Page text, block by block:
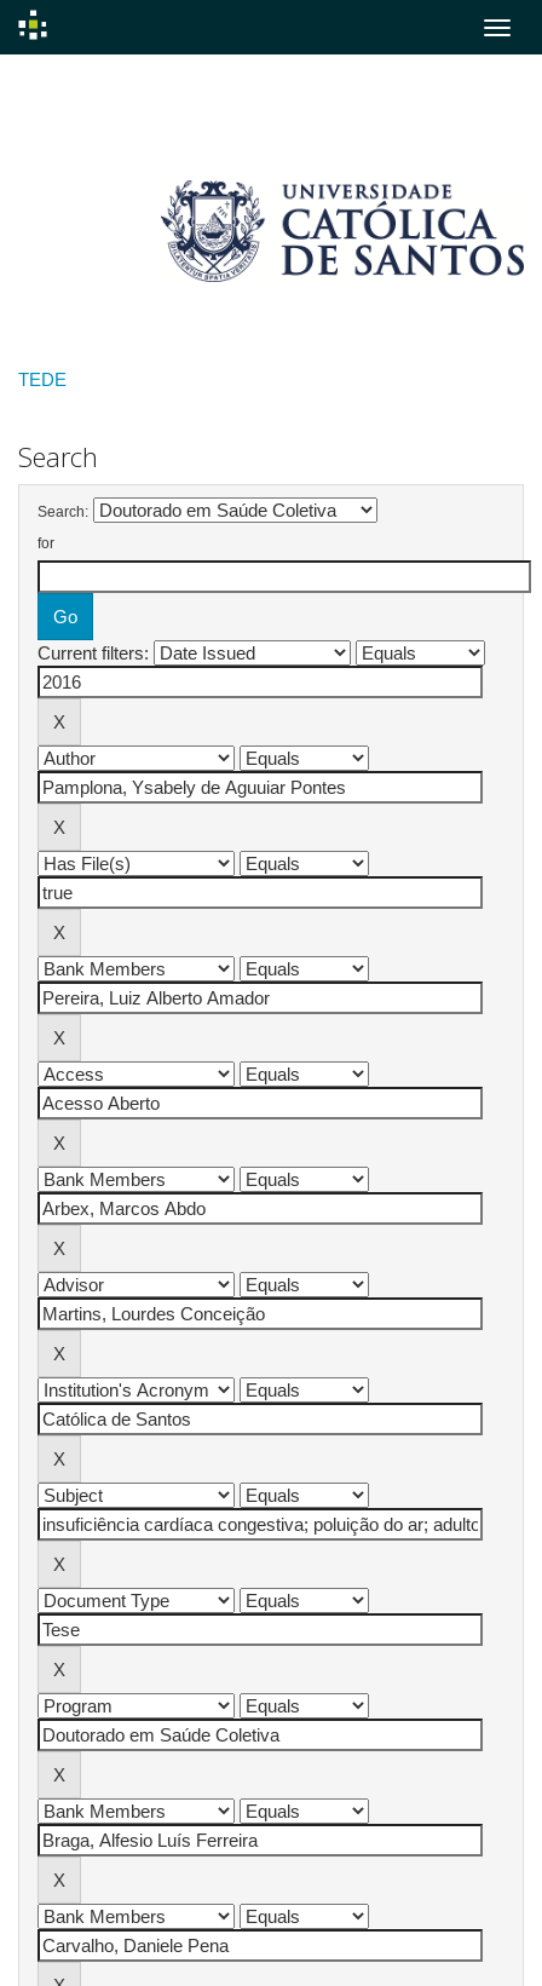
TEDE
Search
Search:
for
Current filters: